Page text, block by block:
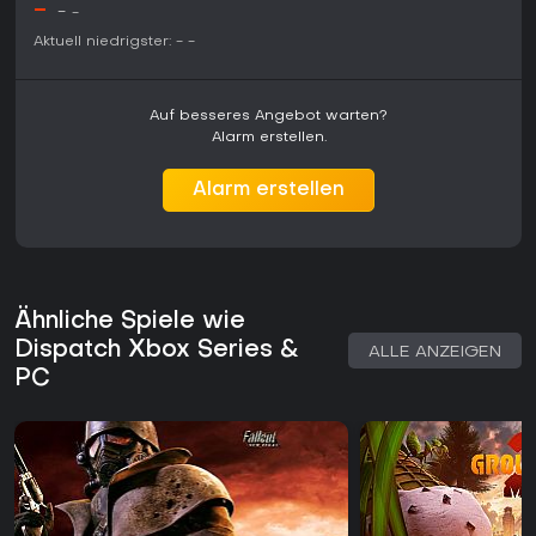
spannend.
- - -
Aktuell niedrigster: - -
Auf besseres Angebot warten?
Alarm erstellen.
Alarm erstellen
Ähnliche Spiele wie
Dispatch Xbox Series &
PC
ALLE ANZEIGEN